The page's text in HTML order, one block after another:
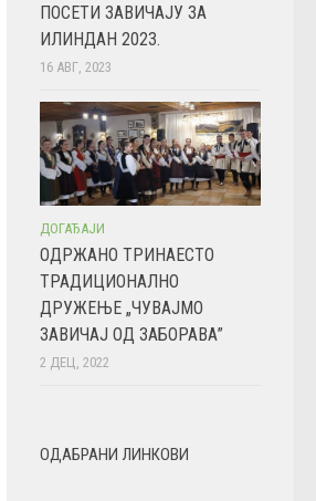
ПОСЕТИ ЗАВИЧАЈУ ЗА
ИЛИНДАН 2023.
16 АВГ, 2023
ДОГАЂАЈИ
ОДРЖАНО ТРИНАЕСТО
ТРАДИЦИОНАЛНО
ДРУЖЕЊЕ „ЧУВАЈМО
ЗАВИЧАЈ ОД ЗАБОРАВА”
2 ДЕЦ, 2022
ОДАБРАНИ ЛИНКОВИ